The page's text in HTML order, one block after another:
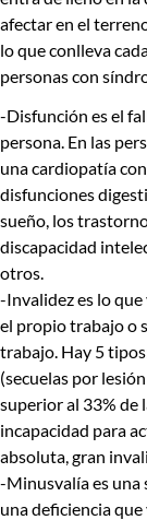
afectar en el
lo que conlleva
personas con
-Disfunción es el
persona. En las
una cardiopatía
disfunciones
sueño, los
discapacidad
otros.
-Invalidezes lo
el propio trabajo o
trabajo. Hay 5
(secuelas por
superior al 33% de
incapacidad para
absoluta , gran
-Minusvalíaes una
una deficiencia